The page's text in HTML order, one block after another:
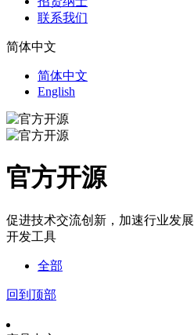
联系我们
简体中文
简体中文
English
官方开源
促进技术交流创新，加速行业发展
开发工具
全部
回到顶部